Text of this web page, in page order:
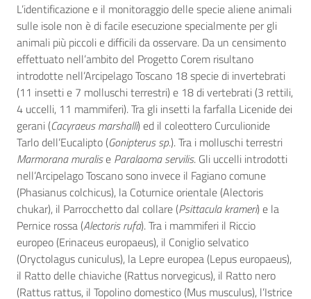
L’identificazione e il monitoraggio delle specie aliene animali
sulle isole non è di facile esecuzione specialmente per gli
animali più piccoli e difficili da osservare. Da un censimento
effettuato nell’ambito del Progetto Corem risultano
introdotte nell’Arcipelago Toscano 18 specie di invertebrati
(11 insetti e 7 molluschi terrestri) e 18 di vertebrati (3 rettili,
4 uccelli, 11 mammiferi). Tra gli insetti la farfalla Licenide dei
gerani (Cacyraeus marshalli) ed il coleottero Curculionide
Tarlo dell’Eucalipto (Gonipterus sp.). Tra i molluschi terrestri
Marmorana muralise Paralaoma servilis. Gli uccelli introdotti
nell’Arcipelago Toscano sono invece il Fagiano comune
(Phasianus colchicus), la Coturnice orientale (Alectoris
chukar), il Parrocchetto dal collare (Psittacula krameri) e la
Pernice rossa (Alectoris rufa). Tra i mammiferi il Riccio
europeo (Erinaceus europaeus), il Coniglio selvatico
(Oryctolagus cuniculus), la Lepre europea (Lepus europaeus),
il Ratto delle chiaviche (Rattus norvegicus), il Ratto nero
(Rattus rattus, il Topolino domestico (Mus musculus), l’Istrice